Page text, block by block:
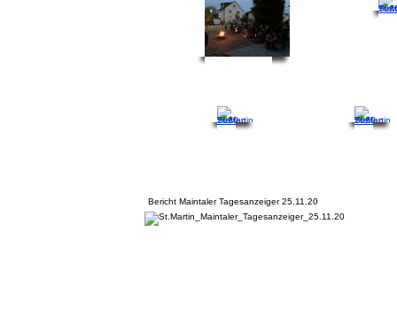
Bericht Maintaler Tagesanzeiger 25.11.20